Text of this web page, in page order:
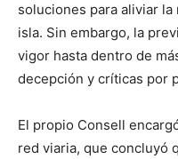
soluciones para aliviar
isla. Sin embargo, la
vigor hasta dentro de
decepción y críticas por
El propio Consell
red viaria, que concluyó